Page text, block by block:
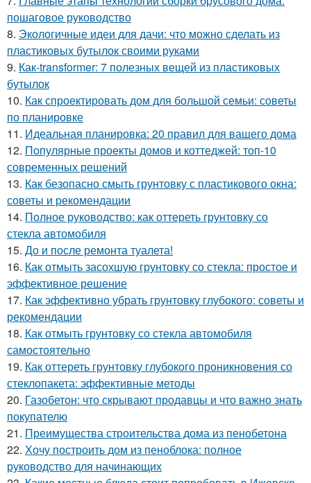
пошаговое руководство
8. Экологичные идеи для дачи: что можно сделать из
пластиковых бутылок своими руками
9. Как-transformer: 7 полезных вещей из пластиковых
бутылок
10. Как спроектировать дом для большой семьи: советы
по планировке
11. Идеальная планировка: 20 правил для вашего дома
12. Популярные проекты домов и коттеджей: топ-10
современных решений
13. Как безопасно смыть грунтовку с пластикового окна:
советы и рекомендации
14. Полное руководство: как оттереть грунтовку со
стекла автомобиля
15. До и после ремонта туалета!
16. Как отмыть засохшую грунтовку со стекла: простое и
эффективное решение
17. Как эффективно убрать грунтовку глубокого: советы и
рекомендации
18. Как отмыть грунтовку со стекла автомобиля
самостоятельно
19. Как оттереть грунтовку глубокого проникновения со
стеклопакета: эффективные методы
20. Газобетон: что скрывают продавцы и что важно знать
покупателю
21. Преимущества строительства дома из пенобетона
22. Хочу построить дом из пеноблока: полное
руководство для начинающих